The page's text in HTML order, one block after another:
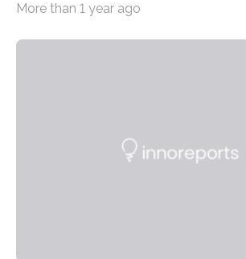
Leben gerufen, um die
Foundation, des BIAL Award in
More than 1 year ago